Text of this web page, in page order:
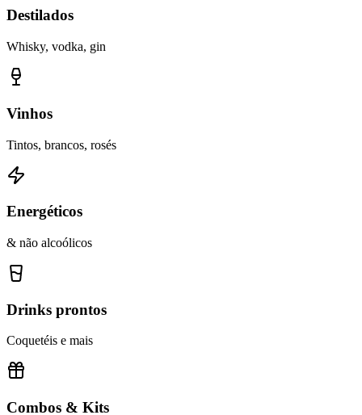
Destilados
Whisky, vodka, gin
Vinhos
Tintos, brancos, rosés
Energéticos
& não alcoólicos
Drinks prontos
Coquetéis e mais
Combos & Kits